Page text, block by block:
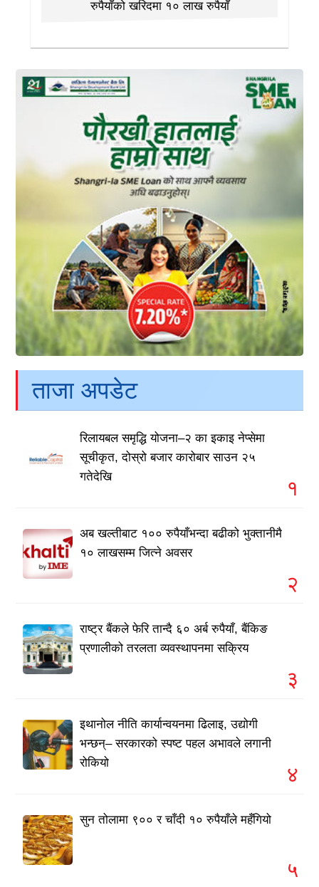
रुपैयाँको खरिदमा १० लाख रुपैयाँ
ताजा अपडेट
रिलायबल समृद्धि योजना–२ का इकाइ नेप्सेमा
सूचीकृत, दोस्रो बजार कारोबार साउन २५
गतेदेखि
१
अब खल्तीबाट १०० रुपैयाँभन्दा बढीको भुक्तानीमै
१० लाखसम्म जित्ने अवसर
२
राष्ट्र बैंकले फेरि तान्दै ६० अर्ब रुपैयाँ, बैंकिङ
प्रणालीको तरलता व्यवस्थापनमा सक्रिय
३
इथानोल नीति कार्यान्वयनमा ढिलाइ, उद्योगी
भन्छन्– सरकारको स्पष्ट पहल अभावले लगानी
रोकियो
४
सुन तोलामा ९०० र चाँदी १० रुपैयाँले महँगियो
५